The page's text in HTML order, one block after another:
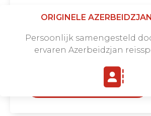
Offerte aanvragen
ORIGINELE
Persoonlijk samengesteld
ervaren Azerbeidzjan